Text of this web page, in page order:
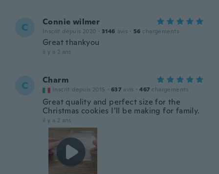
C Connie wilmer
Inscrit depuis 2020 · 3146 avis · 56 chargements
Great thankyou
il y a 2 ans
C Charm
Inscrit depuis 2015 · 637 avis · 467 chargements
Great quality and perfect size for the
Christmas cookies I’ll be making for family.
il y a 2 ans